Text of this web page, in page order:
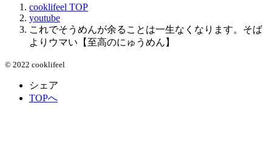
cooklifeel TOP
youtube
これでそうめんが余ることは一生なくなります。そば
よりウマい【至高のにゅうめん】
© 2022 cooklifeel
シェア
TOPへ